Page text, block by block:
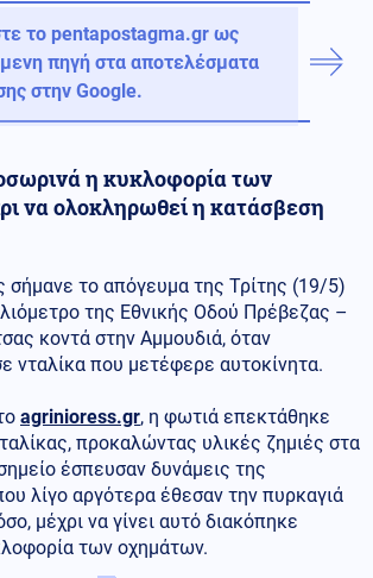
το pentapostagma.gr ως
πηγή στα αποτελέσματα
στην Google.
η κυκλοφορία των
να ολοκληρωθεί η κατάσβεση
σήμανε το απόγευμα της Τρίτης (19/5)
της Εθνικής Οδού Πρέβεζας –
κοντά στην Αμμουδιά, όταν
νταλίκα που μετέφερε αυτοκίνητα.
agrinioress.gr, η φωτιά επεκτάθηκε
προκαλώντας υλικές ζημιές στα
έσπευσαν δυνάμεις της
λίγο αργότερα έθεσαν την πυρκαγιά
μέχρι να γίνει αυτό διακόπηκε
των οχημάτων.